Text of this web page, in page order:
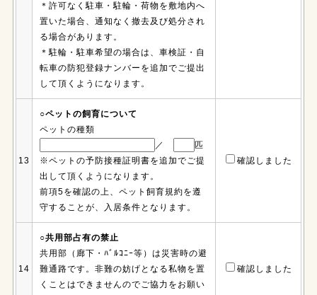
＊許可なく駐車・駐輪・荷物を敷地内へ
置いた場合、通知なく撤去及び処分され
る場合があります。
＊駐輪・駐車希望の場合は、車検証・自
転車の防犯登録ナンバーを追加でご提出
して頂くようになります。
13
○ペットの飼育について
ペットの種類
／
匹
※ペットの予防接種証明書を追加でご提
出して頂くようになります。
前項5を確認の上、ペット飼育規約を遵
守することが、入居条件となります。
確認しました
14
○共用部占有の禁止
共用部（廊下・ﾊﾞﾙｺﾆｰ等）は災害時の避
難通路です。非難の妨げとなる私物を置
くことはできませんのでご協力をお願い
確認しました